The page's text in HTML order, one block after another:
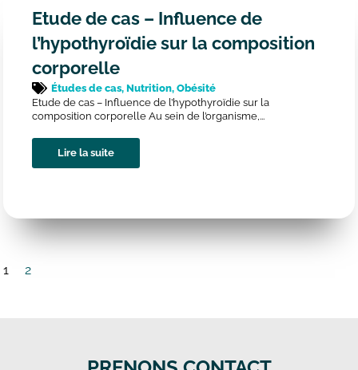
Etude de cas – Influence de
l’hypothyroïdie sur la composition
corporelle
Études de cas,Nutrition,Obésité
Etude de cas – Influence de l’hypothyroïdie sur la
composition corporelle Au sein de l’organisme,...
Lire la suite
1 2